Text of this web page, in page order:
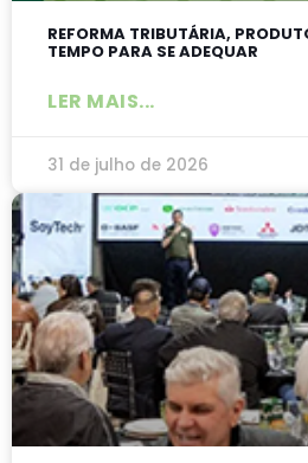
REFORMA TRIBUTÁRIA,
TEMPO PARA SE ADEQUAR
LER MAIS...
31 de julho de 2026